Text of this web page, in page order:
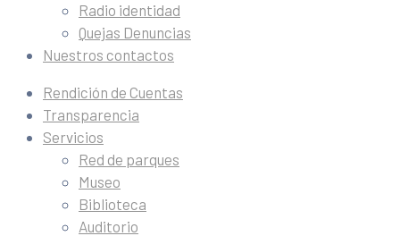
Radio identidad
Quejas Denuncias
Nuestros contactos
Rendición de Cuentas
Transparencia
Servicios
Red de parques
Museo
Biblioteca
Auditorio